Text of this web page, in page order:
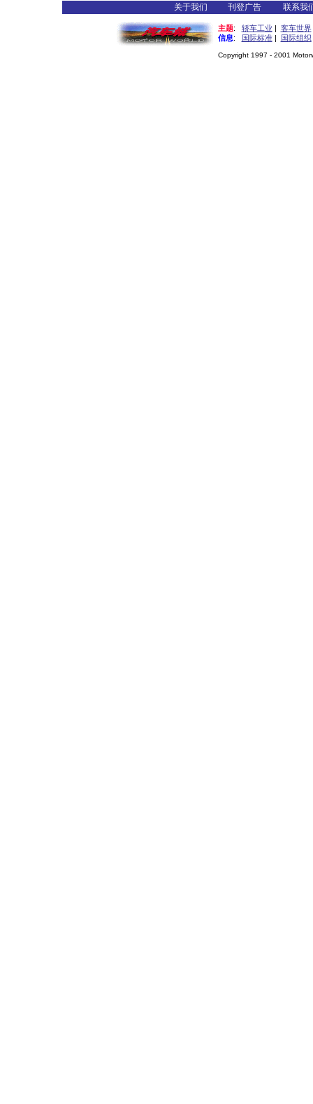
关于我们 刊登广告 联系我
主题: 轿车工业 | 客车世界
信息: 国际标准| 国际组织
Copyright 1997 - 2001